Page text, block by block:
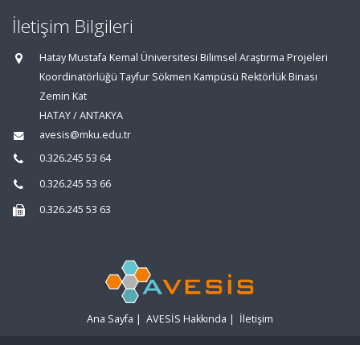
İletişim Bilgileri
Hatay Mustafa Kemal Üniversitesi Bilimsel Araştırma Projeleri
Koordinatörlüğü Tayfur Sökmen Kampüsü Rektörlük Binası
Zemin Kat
HATAY / ANTAKYA
avesis@mku.edu.tr
0.326.245 53 64
0.326.245 53 66
0.326.245 53 63
Ana Sayfa | AVESİS Hakkında | İletişim